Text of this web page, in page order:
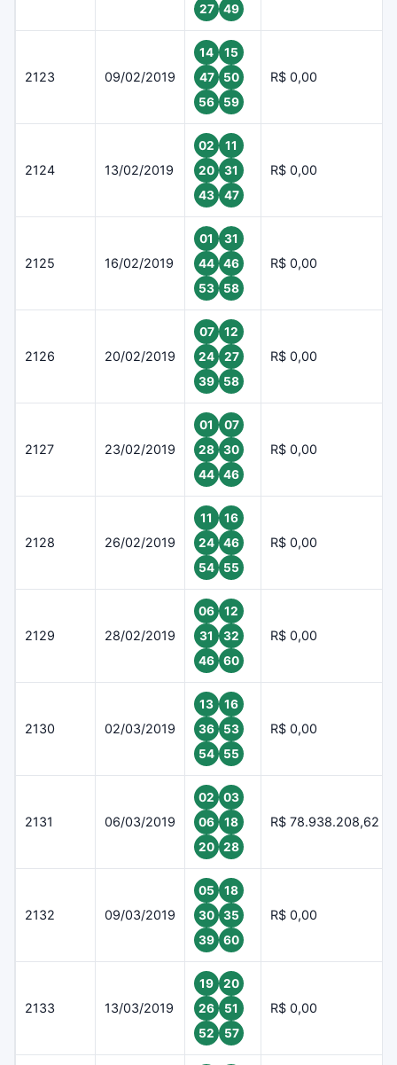
27
49
2123 09/02/2019
14
15
47
50
56
59
R$ 0,00
2124 13/02/2019
02
11
20
31
43
47
R$ 0,00
2125 16/02/2019
01
31
44
46
53
58
R$ 0,00
2126 20/02/2019
07
12
24
27
39
58
R$ 0,00
2127 23/02/2019
01
07
28
30
44
46
R$ 0,00
2128 26/02/2019
11
16
24
46
54
55
R$ 0,00
2129 28/02/2019
06
12
31
32
46
60
R$ 0,00
2130 02/03/2019
13
16
36
53
54
55
R$ 0,00
2131 06/03/2019
02
03
06
18
20
28
R$ 78.938.208,62
2132 09/03/2019
05
18
30
35
39
60
R$ 0,00
2133 13/03/2019
19
20
26
51
52
57
R$ 0,00